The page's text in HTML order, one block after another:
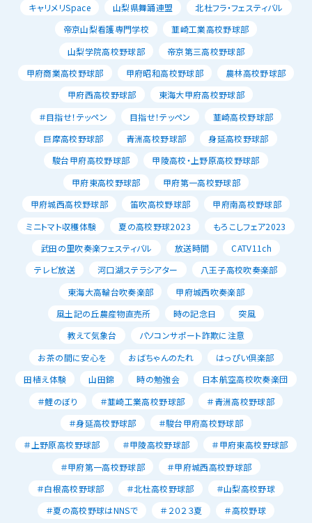
キャリメリSpace
山梨県舞踊連盟
北杜フラ・フェスティバル
帝京山梨看護専門学校
韮崎工業高校野球部
山梨学院高校野球部
帝京第三高校野球部
甲府商業高校野球部
甲府昭和高校野球部
農林高校野球部
甲府西高校野球部
東海大甲府高校野球部
＃目指せ！テッペン
目指せ！テッペン
韮崎高校野球部
巨摩高校野球部
青洲高校野球部
身延高校野球部
駿台甲府高校野球部
甲陵高校・上野原高校野球部
甲府東高校野球部
甲府第一高校野球部
甲府城西高校野球部
笛吹高校野球部
甲府南高校野球部
ミニトマト収穫体験
夏の高校野球2023
もろこしフェア2023
武田の里吹奏楽フェスティバル
放送時間
CATV11ch
テレビ放送
河口湖ステラシアター
八王子高校吹奏楽部
東海大高輪台吹奏楽部
甲府城西吹奏楽部
風土記の丘農産物直売所
時の記念日
突風
教えて気象台
パソコンサポート詐欺に注意
お茶の間に安心を
おばちゃんのたれ
はっぴい倶楽部
田植え体験
山田錦 時の勉強会
日本航空高校吹奏楽団
＃鯉のぼり
＃韮崎工業高校野球部
＃青洲高校野球部
＃身延高校野球部
＃駿台甲府高校野球部
＃上野原高校野球部
＃甲陵高校野球部
＃甲府東高校野球部
＃甲府第一高校野球部
＃甲府城西高校野球部
＃白根高校野球部
＃北杜高校野球部
＃山梨高校野球
＃夏の高校野球はNNSで
＃２０２３夏
＃高校野球